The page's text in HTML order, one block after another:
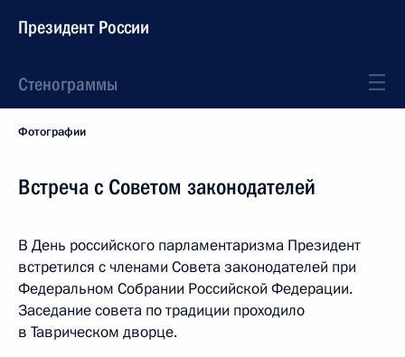
Президент России
Стенограммы
Фотографии
Встреча с Советом законодателей
В День российского парламентаризма Президент
встретился с членами Совета законодателей при
Федеральном Собрании Российской Федерации.
Заседание совета по традиции проходило
в Таврическом дворце.